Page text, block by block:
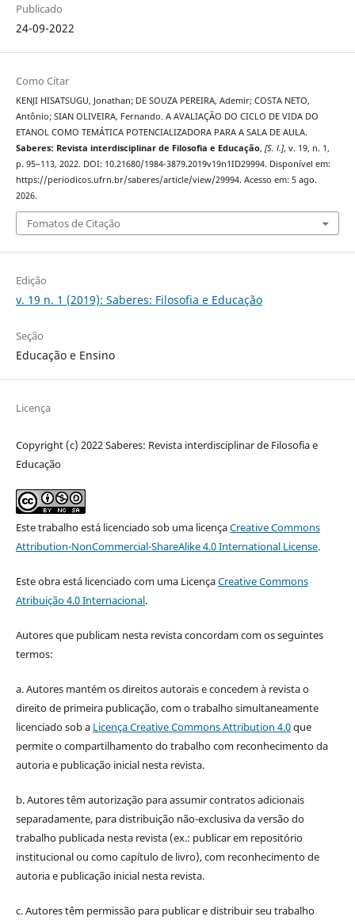
Publicado
24-09-2022
Como Citar
KENJI HISATSUGU, Jonathan; DE SOUZA PEREIRA, Ademir; COSTA NETO,
Antônio; SIAN OLIVEIRA, Fernando. A AVALIAÇÃO DO CICLO DE VIDA DO
ETANOL COMO TEMÁTICA POTENCIALIZADORA PARA A SALA DE AULA.
Saberes: Revista interdisciplinar de Filosofia e Educação, [S. l.], v. 19, n. 1,
p. 95–113, 2022. DOI: 10.21680/1984-3879.2019v19n1ID29994. Disponível em:
https://periodicos.ufrn.br/saberes/article/view/29994. Acesso em: 5 ago.
2026.
Fomatos de Citação
Edição
v. 19 n. 1 (2019): Saberes: Filosofia e Educação
Seção
Educação e Ensino
Licença
Copyright (c) 2022 Saberes: Revista interdisciplinar de Filosofia e
Educação
Este trabalho está licenciado sob uma licençaCreative Commons
Attribution-NonCommercial-ShareAlike 4.0 International License.
Este obra está licenciado com uma LicençaCreative Commons
Atribuição 4.0 Internacional.
Autores que publicam nesta revista concordam com os seguintes
termos:
a. Autores mantém os direitos autorais e concedem à revista o
direito de primeira publicação, com o trabalho simultaneamente
licenciado sob a Licença Creative Commons Attribution 4.0que
permite o compartilhamento do trabalho com reconhecimento da
autoria e publicação inicial nesta revista.
b. Autores têm autorização para assumir contratos adicionais
separadamente, para distribuição não-exclusiva da versão do
trabalho publicada nesta revista (ex.: publicar em repositório
institucional ou como capítulo de livro), com reconhecimento de
autoria e publicação inicial nesta revista.
c. Autores têm permissão para publicar e distribuir seu trabalho